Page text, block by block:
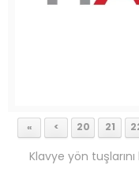
« < 20 21
Klavye yön